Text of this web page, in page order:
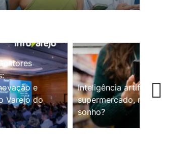
e
Varejo do
Inteligência artificial no
supermercado, realidade ou
sonho?